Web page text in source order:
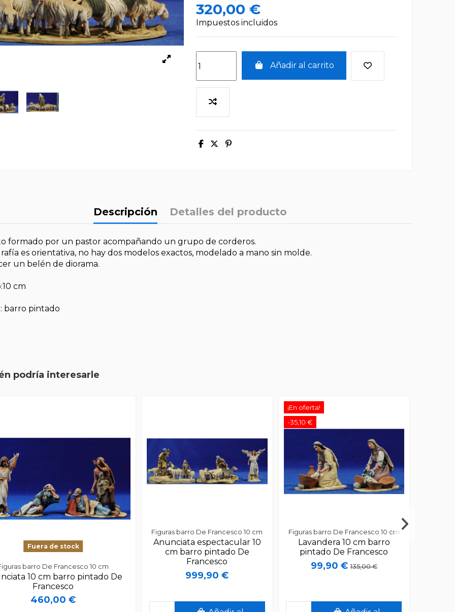
320,00 €
Impuestos incluidos
Añadir al carrito
Descripción Detalles del producto
formado por un pastor acompañando un grupo de corderos.
es orientativa, no hay dos modelos exactos, modelado a mano sin molde.
un belén de diorama.
cm
barro pintado
podría interesarle
Fuera de stock
barro De Francesco 10 cm
10 cm barro pintado De
Francesco
460,00 €
Figuras barro De Francesco 10 cm
Anunciata espectacular 10
cm barro pintado De
Francesco
999,90 €
¡En oferta!
-35,10 €
Figuras barro De Francesco 10 cm
Lavandera 10 cm barro
pintado De Francesco
99,90 €135,00 €